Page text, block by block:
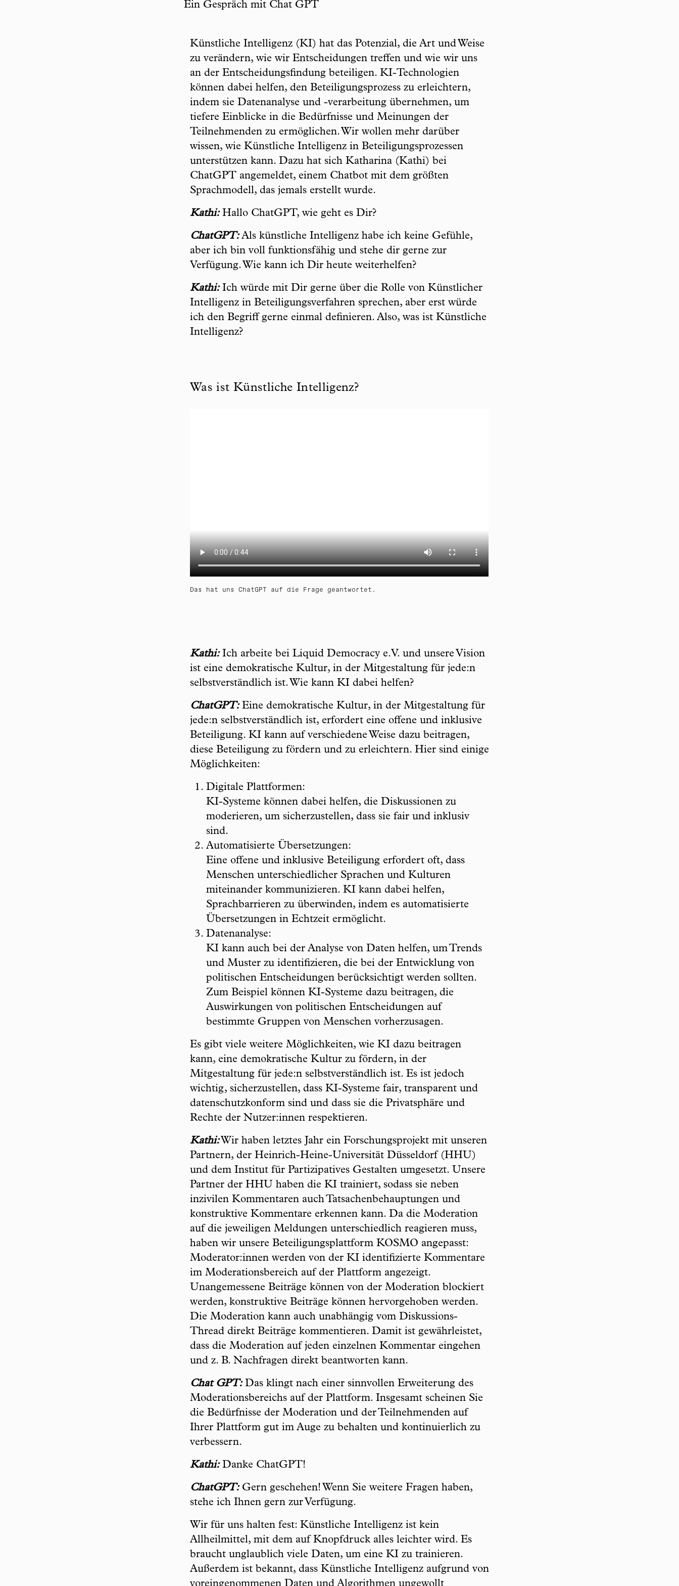
Ein Gespräch mit Chat GPT
Künstliche Intelligenz (KI) hat das Potenzial, die Art und Weise
zu verändern, wie wir Entscheidungen treffen und wie wir uns
an der Entscheidungsfindung beteiligen. KI-Technologien
können dabei helfen, den Beteiligungsprozess zu erleichtern,
indem sie Datenanalyse und -verarbeitung übernehmen, um
tiefere Einblicke in die Bedürfnisse und Meinungen der
Teilnehmenden zu ermöglichen. Wir wollen mehr darüber
wissen, wie Künstliche Intelligenz in Beteiligungsprozessen
unterstützen kann. Dazu hat sich Katharina (Kathi) bei
ChatGPT angemeldet, einem Chatbot mit dem größten
Sprachmodell, das jemals erstellt wurde.
Kathi:Hallo ChatGPT, wie geht es Dir?
ChatGPT:Als künstliche Intelligenz habe ich keine Gefühle,
aber ich bin voll funktionsfähig und stehe dir gerne zur
Verfügung. Wie kann ich Dir heute weiterhelfen?
Kathi:Ich würde mit Dir gerne über die Rolle von Künstlicher
Intelligenz in Beteiligungsverfahren sprechen, aber erst würde
ich den Begriff gerne einmal definieren. Also, was ist Künstliche
Intelligenz?
Was ist Künstliche Intelligenz?
Das hat uns ChatGPT auf die Frage geantwortet.
Kathi:Ich arbeite bei Liquid Democracy e.V. und unsere Vision
ist eine demokratische Kultur, in der Mitgestaltung für jede:n
selbstverständlich ist. Wie kann KI dabei helfen?
ChatGPT:Eine demokratische Kultur, in der Mitgestaltung für
jede:n selbstverständlich ist, erfordert eine offene und inklusive
Beteiligung. KI kann auf verschiedene Weise dazu beitragen,
diese Beteiligung zu fördern und zu erleichtern. Hier sind einige
Möglichkeiten:
Digitale Plattformen:
KI-Systeme können dabei helfen, die Diskussionen zu
moderieren, um sicherzustellen, dass sie fair und inklusiv
sind.
Automatisierte Übersetzungen:
Eine offene und inklusive Beteiligung erfordert oft, dass
Menschen unterschiedlicher Sprachen und Kulturen
miteinander kommunizieren. KI kann dabei helfen,
Sprachbarrieren zu überwinden, indem es automatisierte
Übersetzungen in Echtzeit ermöglicht.
Datenanalyse:
KI kann auch bei der Analyse von Daten helfen, um Trends
und Muster zu identifizieren, die bei der Entwicklung von
politischen Entscheidungen berücksichtigt werden sollten.
Zum Beispiel können KI-Systeme dazu beitragen, die
Auswirkungen von politischen Entscheidungen auf
bestimmte Gruppen von Menschen vorherzusagen.
Es gibt viele weitere Möglichkeiten, wie KI dazu beitragen
kann, eine demokratische Kultur zu fördern, in der
Mitgestaltung für jede:n selbstverständlich ist. Es ist jedoch
wichtig, sicherzustellen, dass KI-Systeme fair, transparent und
datenschutzkonform sind und dass sie die Privatsphäre und
Rechte der Nutzer:innen respektieren.
Kathi:Wir haben letztes Jahr ein Forschungsprojekt mit unseren
Partnern, der Heinrich-Heine-Universität Düsseldorf (HHU)
und dem Institut für Partizipatives Gestalten umgesetzt. Unsere
Partner der HHU haben die KI trainiert, sodass sie neben
inzivilen Kommentaren auch Tatsachenbehauptungen und
konstruktive Kommentare erkennen kann. Da die Moderation
auf die jeweiligen Meldungen unterschiedlich reagieren muss,
haben wir unsere Beteiligungsplattform KOSMO angepasst:
Moderator:innen werden von der KI identifizierte Kommentare
im Moderationsbereich auf der Plattform angezeigt.
Unangemessene Beiträge können von der Moderation blockiert
werden, konstruktive Beiträge können hervorgehoben werden.
Die Moderation kann auch unabhängig vom Diskussions-
Thread direkt Beiträge kommentieren. Damit ist gewährleistet,
dass die Moderation auf jeden einzelnen Kommentar eingehen
und z. B. Nachfragen direkt beantworten kann.
Chat GPT:Das klingt nach einer sinnvollen Erweiterung des
Moderationsbereichs auf der Plattform. Insgesamt scheinen Sie
die Bedürfnisse der Moderation und der Teilnehmenden auf
Ihrer Plattform gut im Auge zu behalten und kontinuierlich zu
verbessern.
Kathi:Danke ChatGPT!
ChatGPT:Gern geschehen! Wenn Sie weitere Fragen haben,
stehe ich Ihnen gern zur Verfügung.
Wir für uns halten fest: Künstliche Intelligenz ist kein
Allheilmittel, mit dem auf Knopfdruck alles leichter wird. Es
braucht unglaublich viele Daten, um eine KI zu trainieren.
Außerdem ist bekannt, dass Künstliche Intelligenz aufgrund von